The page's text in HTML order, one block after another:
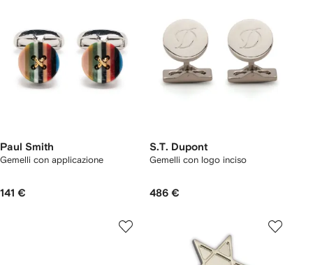
Paul Smith
Gemelli con applicazione
141 €
S.T. Dupont
Gemelli con logo inciso
486 €